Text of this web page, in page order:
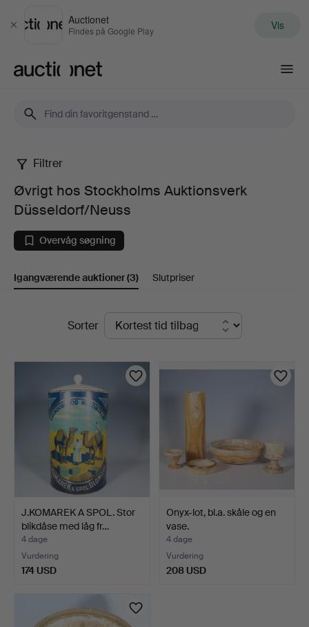
Luk
Auctionet
Findes på Google Play Vis
Øvrigt
hos
Stockholms
Auktionsverk
Filtrer
Øvrigt hos Stockholms Auktionsverk
Düsseldorf/Neuss
Overvåg søgning
Igangværende auktioner(3) Slutpriser
Igangværende
Sorter
J.KOMAREK A SPOL. Stor
blikdåse med låg fr…
4 dage
Vurdering
174 USD
Onyx-lot, bl.a. skåle og en
vase.
4 dage
Vurdering
208 USD